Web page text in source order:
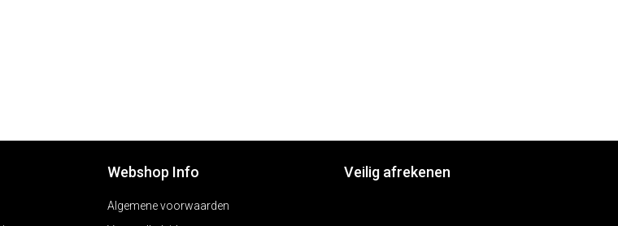
Webshop Info
Algemene voorwaarden
Veilig afrekenen